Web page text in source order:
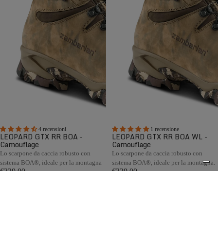
4 recensioni
LEOPARD GTX RR BOA -
Camouflage
Lo scarpone da caccia robusto con
sistema BOA®, ideale per la montagna
€329,00
1 recensione
LEOPARD GTX RR BOA WL -
Camouflage
Lo scarpone da caccia robusto con
sistema BOA®, ideale per la montagna.
€329,00